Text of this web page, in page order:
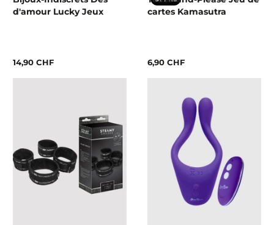
d'amour Lucky Jeux
14,90 CHF
cartes Kamasutra
6,90 CHF